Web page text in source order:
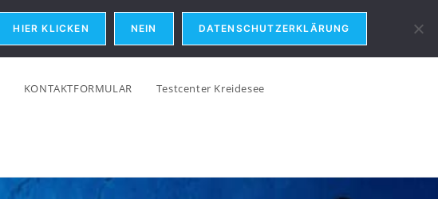
KONTAKTFORMULAR Testcenter Kreidesee
HIER KLICKEN NEIN DATENSCHUTZERKLÄRUNG